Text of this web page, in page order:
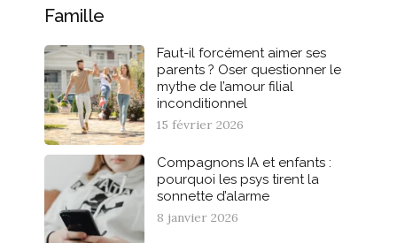
Famille
Faut-il forcément aimer ses
parents ? Oser questionner le
mythe de l’amour filial
inconditionnel
15 février 2026
Compagnons IA et enfants :
pourquoi les psys tirent la
sonnette d’alarme
8 janvier 2026